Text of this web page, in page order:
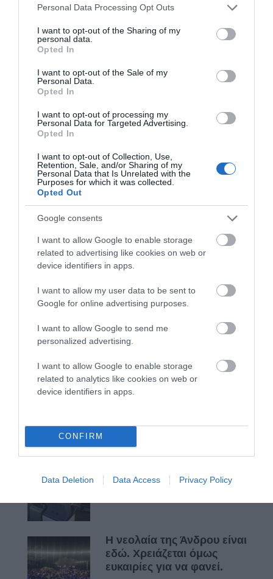
Please note that this website/app uses one or more Google
not limited to your visit or usage behaviour. You may click to
grant or deny consent to Google and its third-party tags to
use your data for below specified purposes in below Google
consent section.
Personal Data Processing Opt Outs
I want to opt-out of the Sharing of my
personal data.
Opted In
I want to opt-out of the Sale of my
Personal Data.
Opted In
I want to opt-out of processing my
Personal Data for Targeted Advertising.
Opted In
I want to opt-out of Collection, Use,
Retention, Sale, and/or Sharing of my
Personal Data that Is Unrelated with the
Purposes for which it was collected.
Opted Out
Google consents
I want to allow Google to enable storage
related to advertising like cookies on web or
device identifiers in apps.
I want to allow my user data to be sent to
Google for online advertising purposes.
I want to allow Google to send me
personalized advertising.
I want to allow Google to enable storage
related to analytics like cookies on web or
device identifiers in apps.
CONFIRM
Data Deletion Data Access Privacy Policy
Προτεινόμενα άρθρα
ΡΑΦΗΝΑ ΣΤΟ «ΤΕΛΕΥΤΑΙΟ ΜΠΑΡΚΟ» ΤΟΥ
ΚΑΠΕΤΑΝ ΑΝΤΩΝΗ ΒΙΔΑΛΗ
Η Φιλαρμονική του Μουσικού Συλλόγου Άνδρου τίμησε
τον μοναδικό Γιώργο Κατσαρό
Απαράδεκτη εμπειρία στη Ραφήνα. Φωτογραφίες από
βίντεο εκείνης της ώρας…
Η ΥΔΡΟΦΟΡΑ ΤΟΥ ΕΠΑΡΧΕΙΟΥ ΧΑΘΗΚΕ! ΟΠΩΣ
ΧΑΘΗΚΑΝ ΚΑΙ ΟΙ ΑΣΦΑΛΤΟΣΤΡΩΣΕΙΣ ΤΟΥ
ΠΑΡΑΜΕΝΟΥΝ…
ΣΗΜΑΝΤΙΚΟ ΑΡΧΑΙΟ ΝΑΥΑΓΙΟ ΤΗΣ ΑΝΔΡΟΥ!…»
μπαρκάρει…
Η νεολαία της Άνδρου είναι
εδώ. Χρειάζεται όμως
ευκαιρίες για να φανεί.